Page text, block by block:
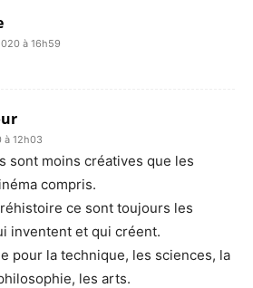
à 16h59
à 12h03
sont moins créatives que les
compris.
ce sont toujours les
inventent et qui créent.
pour la technique, les sciences, la
les arts.